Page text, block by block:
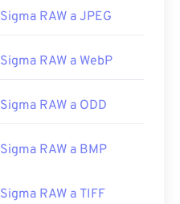
Sigma RAW a JPEG
Sigma RAW a WebP
Sigma RAW a ODD
Sigma RAW a BMP
Sigma RAW a TIFF